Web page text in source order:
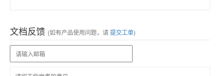
文档反馈 (如有产品使用问题，请提交工单)